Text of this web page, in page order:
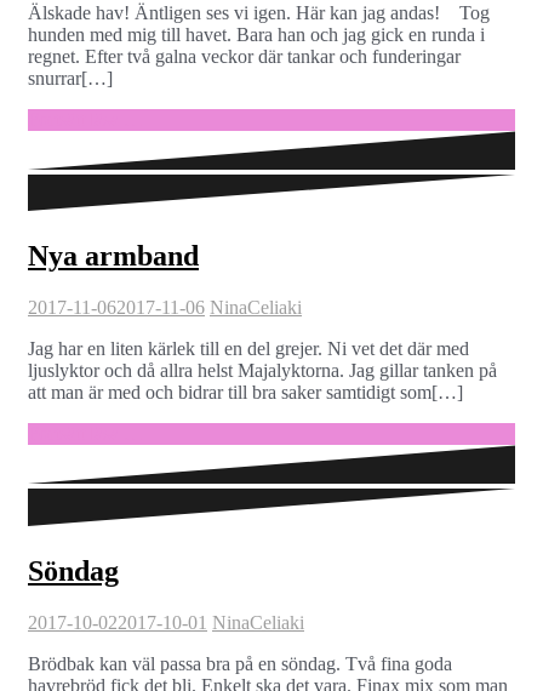
Älskade hav! Äntligen ses vi igen. Här kan jag andas! Tog
hunden med mig till havet. Bara han och jag gick en runda i
regnet. Efter två galna veckor där tankar och funderingar
snurrar[…]
Nya armband
2017-11-062017-11-06 NinaCeliaki
Jag har en liten kärlek till en del grejer. Ni vet det där med
ljuslyktor och då allra helst Majalyktorna. Jag gillar tanken på
att man är med och bidrar till bra saker samtidigt som[…]
Söndag
2017-10-022017-10-01 NinaCeliaki
Brödbak kan väl passa bra på en söndag. Två fina goda
havrebröd fick det bli. Enkelt ska det vara. Finax mix som man